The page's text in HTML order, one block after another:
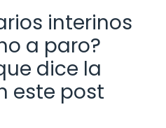
interinos
a paro?
dice la
este post